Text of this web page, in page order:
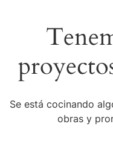
Se está cocinando
obras y